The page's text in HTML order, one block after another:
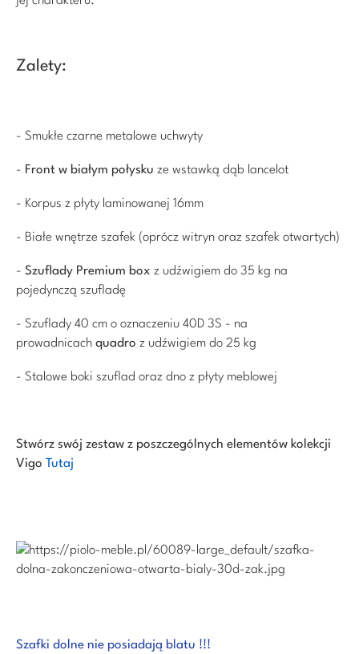
Zalety:
- Smukłe czarne metalowe uchwyty
- Front w białym połysku ze wstawką dąb lancelot
- Korpus z płyty laminowanej 16mm
- Białe wnętrze szafek (oprócz witryn oraz szafek otwartych)
- Szuflady Premium box z udźwigiem do 35 kg na
pojedynczą szufladę
- Szuflady 40 cm o oznaczeniu 40D 3S - na
prowadnicach quadro z udźwigiem do 25 kg
- Stalowe boki szuflad oraz dno z płyty meblowej
Stwórz swój zestaw z poszczególnych elementów kolekcji
Vigo Tutaj
Szafki dolne nie posiadają blatu !!!